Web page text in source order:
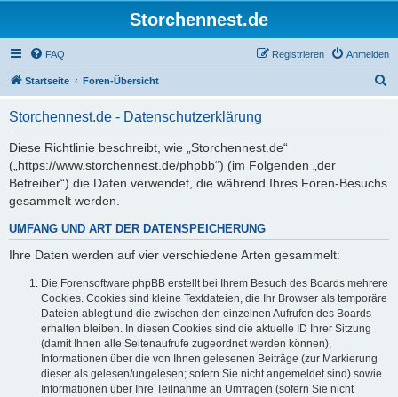
Storchennest.de
FAQ Anmelden
Registrieren
Startseite Foren-Übersicht
Storchennest.de - Datenschutzerklärung
Diese Richtlinie beschreibt, wie „Storchennest.de“
(„https://www.storchennest.de/phpbb“) (im Folgenden „der
Betreiber“) die Daten verwendet, die während Ihres Foren-Besuchs
gesammelt werden.
UMFANG UND ART DER DATENSPEICHERUNG
Ihre Daten werden auf vier verschiedene Arten gesammelt:
Die Forensoftware phpBB erstellt bei Ihrem Besuch des Boards mehrere
Cookies. Cookies sind kleine Textdateien, die Ihr Browser als temporäre
Dateien ablegt und die zwischen den einzelnen Aufrufen des Boards
erhalten bleiben. In diesen Cookies sind die aktuelle ID Ihrer Sitzung
(damit Ihnen alle Seitenaufrufe zugeordnet werden können),
Informationen über die von Ihnen gelesenen Beiträge (zur Markierung
dieser als gelesen/ungelesen; sofern Sie nicht angemeldet sind) sowie
Informationen über Ihre Teilnahme an Umfragen (sofern Sie nicht